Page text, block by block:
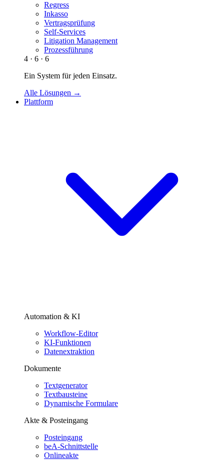
Regress
Inkasso
Vertragsprüfung
Self-Services
Litigation Management
Prozessführung
4 · 6 · 6
Ein System für jeden Einsatz.
Alle Lösungen →
Plattform
Automation & KI
Workflow-Editor
KI-Funktionen
Datenextraktion
Dokumente
Textgenerator
Textbausteine
Dynamische Formulare
Akte & Posteingang
Posteingang
beA-Schnittstelle
Onlineakte